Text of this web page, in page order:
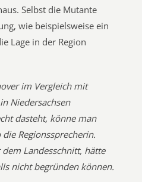
Selbst die Mutante
wie beispielsweise ein
Lage in der Region
im Vergleich mit
Niedersachsen
dasteht, könne man
Regionssprecherin.
Landesschnitt, hätte
nicht begründen können.